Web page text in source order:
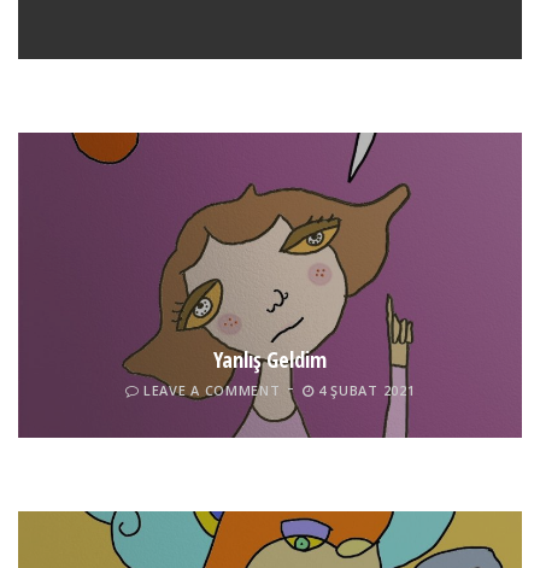
Yanlış Geldim
LEAVE A COMMENT 4 ŞUBAT 2021
Tel İnsan
LEAVE A COMMENT 4 ŞUBAT 2021